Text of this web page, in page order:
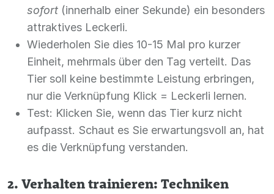
sofort (innerhalb einer Sekunde) ein besonders
attraktives Leckerli.
Wiederholen Sie dies 10-15 Mal pro kurzer
Einheit, mehrmals über den Tag verteilt. Das
Tier soll keine bestimmte Leistung erbringen,
nur die Verknüpfung Klick = Leckerli lernen.
Test: Klicken Sie, wenn das Tier kurz nicht
aufpasst. Schaut es Sie erwartungsvoll an, hat
es die Verknüpfung verstanden.
2. Verhalten trainieren: Techniken